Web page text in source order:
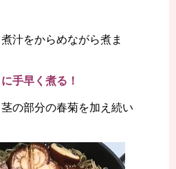
汁をからめながら煮ま
手早く煮る！
の部分の春菊を加え続い